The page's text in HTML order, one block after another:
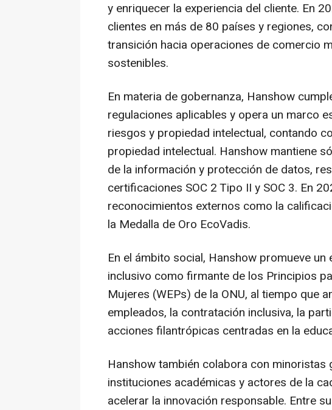
y enriquecer la experiencia del cliente. En
clientes en más de 80 países y regiones,
transición hacia operaciones de comercio
sostenibles.
En materia de gobernanza, Hanshow
regulaciones aplicables y opera un marco
riesgos y propiedad intelectual, contando
propiedad intelectual. Hanshow mantiene
de la información y protección de datos,
certificaciones SOC 2 Tipo II y SOC 3. En
reconocimientos externos como la
la Medalla de Oro EcoVadis.
En el ámbito social, Hanshow promueve
inclusivo como firmante de los Principios
Mujeres (WEPs) de la ONU, al tiempo que
empleados, la contratación inclusiva, la
acciones filantrópicas centradas en la
Hanshow también colabora con
instituciones académicas y actores de la
acelerar la innovación responsable. Entre